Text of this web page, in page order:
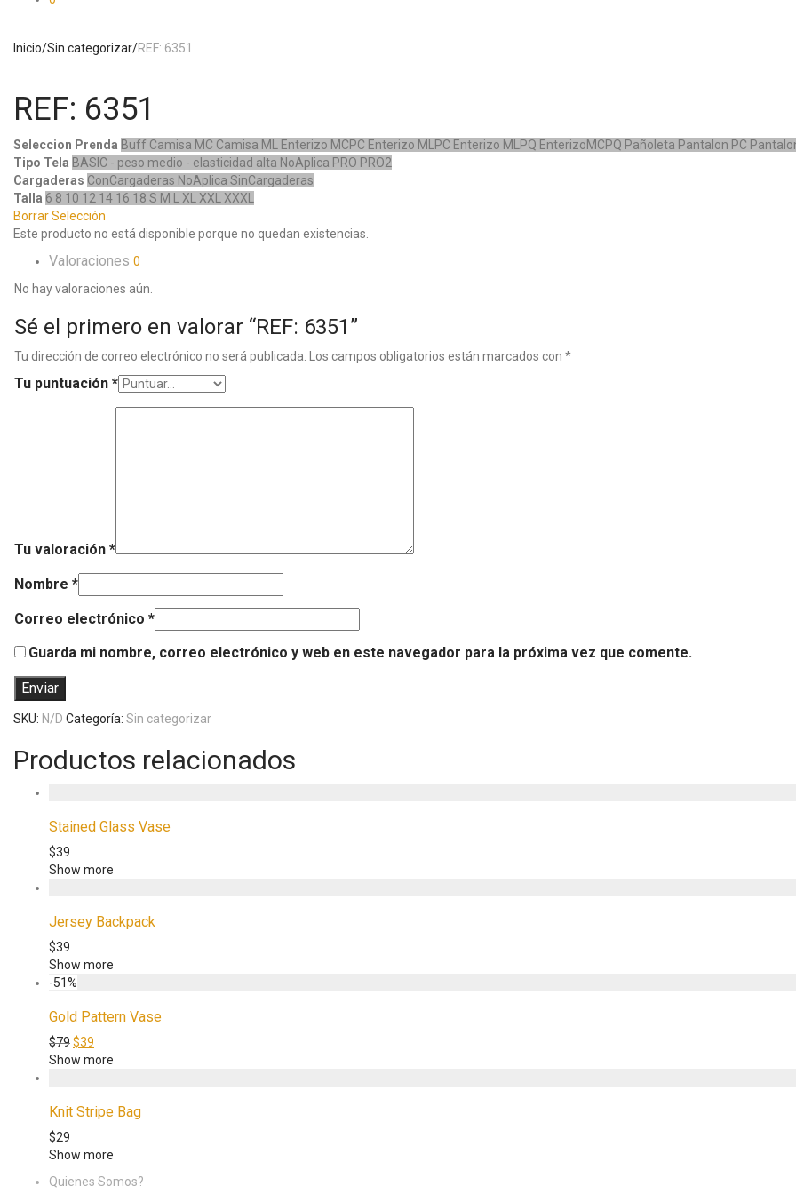
Inicio/Sin categorizar/REF: 6351
REF: 6351
Seleccion Prenda Buff Camisa MC Camisa ML Enterizo MCPC Enterizo MLPC Enterizo MLPQ EnterizoMCPQ Pañoleta Pantalon PC
Tipo Tela BASIC - peso medio - elasticidad alta NoAplica PRO PRO2
Cargaderas ConCargaderas NoAplica SinCargaderas
Talla 6 8 10 12 14 16 18 S M L XL XXL XXXL
Borrar Selección
Este producto no está disponible porque no quedan existencias.
Valoraciones 0
No hay valoraciones aún.
Sé el primero en valorar “REF: 6351”
Tu dirección de correo electrónico no será publicada. Los campos obligatorios están marcados con *
Tu puntuación *
Tu valoración *
Nombre *
Correo electrónico *
Guarda mi nombre, correo electrónico y web en este navegador para la próxima vez que comente.
SKU: N/D Categoría: Sin categorizar
Productos relacionados
Stained Glass Vase
$39
Show more
Jersey Backpack
$39
Show more
-51%
Gold Pattern Vase
$79$39
Show more
Knit Stripe Bag
$29
Show more
Quienes Somos?